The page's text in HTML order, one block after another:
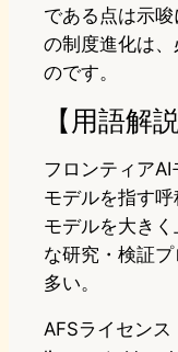
である点は示
の制度進化は
のです。
【用語解説
フロンティア
モデルを指す
モデルを大き
な研究・検証
多い。
AFSライセン